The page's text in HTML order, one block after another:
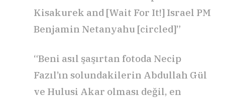
Kisakurek and [Wait For It!] Israel PM
Benjamin Netanyahu [circled]”
“Beni asıl şaşırtan fotoda Necip
Fazıl’ın solundakilerin Abdullah Gül
ve Hulusi Akar olması değil, en